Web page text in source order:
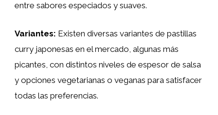
entre sabores especiados y suaves.
Variantes: Existen diversas variantes de pastillas
curry japonesas en el mercado, algunas más
picantes, con distintos niveles de espesor de salsa
y opciones vegetarianas o veganas para satisfacer
todas las preferencias.